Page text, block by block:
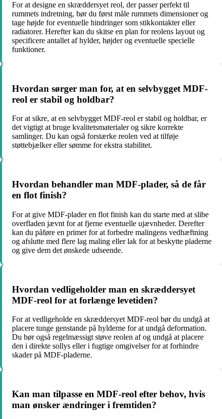
For at designe en skræddersyet reol, der passer perfekt til
rummets indretning, bør du først måle rummets dimensioner og
tage højde for eventuelle hindringer som stikkontakter eller
radiatorer. Herefter kan du skitse en plan for reolens layout og
specificere antallet af hylder, højder og eventuelle specielle
funktioner.
Hvordan sørger man for, at en selvbygget MDF-
reol er stabil og holdbar?
For at sikre, at en selvbygget MDF-reol er stabil og holdbar, er
det vigtigt at bruge kvalitetsmaterialer og sikre korrekte
samlinger. Du kan også forstærke reolen ved at tilføje
støttebjælker eller sømme for ekstra stabilitet.
Hvordan behandler man MDF-plader, så de får
en flot finish?
For at give MDF-plader en flot finish kan du starte med at slibe
overfladen jævnt for at fjerne eventuelle ujævnheder. Derefter
kan du påføre en primer for at forbedre malingens vedhæftning
og afslutte med flere lag maling eller lak for at beskytte pladerne
og give dem det ønskede udseende.
Hvordan vedligeholder man en skræddersyet
MDF-reol for at forlænge levetiden?
For at vedligeholde en skræddersyet MDF-reol bør du undgå at
placere tunge genstande på hylderne for at undgå deformation.
Du bør også regelmæssigt støve reolen af og undgå at placere
den i direkte sollys eller i fugtige omgivelser for at forhindre
skader på MDF-pladerne.
Kan man tilpasse en MDF-reol efter behov, hvis
man ønsker ændringer i fremtiden?